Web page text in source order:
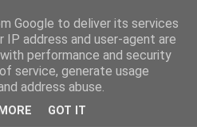
Google to deliver its services
IP address and user-agent are
performance and security
service, generate usage
address abuse.
GOT IT